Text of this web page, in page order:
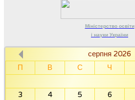
Міністерство освіти
і науки України
серпня 2026
П
В С Ч
3
4 5 6